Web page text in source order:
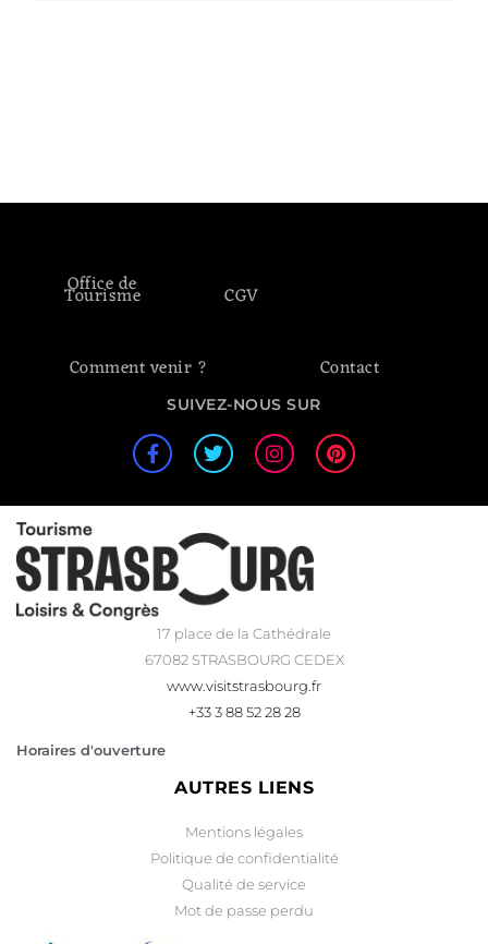
Office de
Tourisme CGV
Comment venir ? Contact
SUIVEZ-NOUS SUR
17 place de la Cathédrale
67082 STRASBOURG CEDEX
www.visitstrasbourg.fr
+33 3 88 52 28 28
Horaires d'ouverture
AUTRES LIENS
Mentions légales
Politique de confidentialité
Qualité de service
Mot de passe perdu